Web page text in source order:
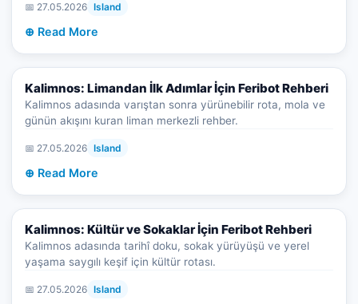
📅 27.05.2026 Island
⊕ Read More
Kalimnos: Limandan İlk Adımlar İçin Feribot Rehberi
Kalimnos adasında varıştan sonra yürünebilir rota, mola ve
günün akışını kuran liman merkezli rehber.
📅 27.05.2026 Island
⊕ Read More
Kalimnos: Kültür ve Sokaklar İçin Feribot Rehberi
Kalimnos adasında tarihî doku, sokak yürüyüşü ve yerel
yaşama saygılı keşif için kültür rotası.
📅 27.05.2026 Island